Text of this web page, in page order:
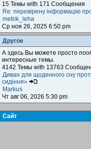
15 Темы with 171 Сообщения
Re: перевірену інформацію
metrik_leha
Ср ноя 26, 2025 6:50 pm
Другое
А здесь Вы можете просто
интересные темы.
4142 Темы with 13763
Диван для щоденного сну
сидіння»
Markus
Чт авг 06, 2026 5:30 pm
Сайт